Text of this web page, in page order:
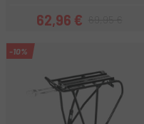
Preis
62,96 €Regulärer Preis
-10%